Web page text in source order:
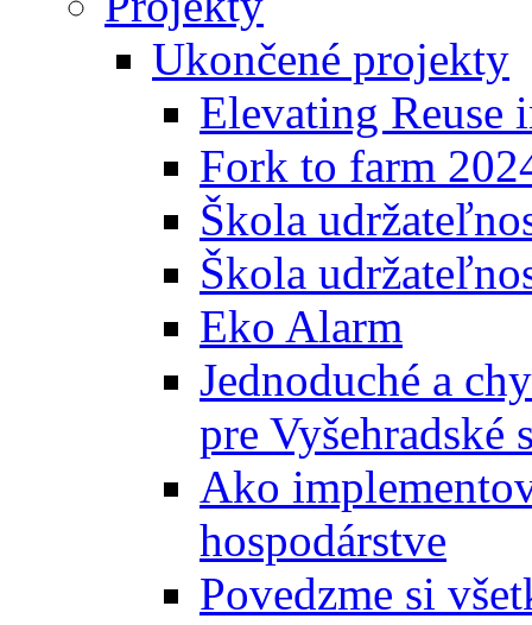
Ukončené projekty
Elevating Reuse
Fork to farm
Škola
Škola
Eko Alarm
Jednoduché a
pre Vyšehradské
Ako
hospodárstve
Povedzme si